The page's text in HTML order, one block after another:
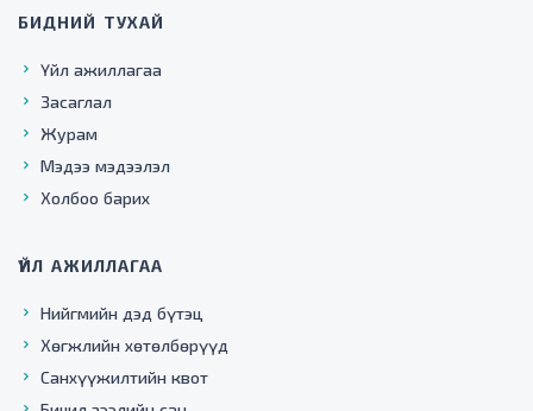
БИДНИЙ ТУХАЙ
Үйл ажиллагаа
Засаглал
Журам
Мэдээ мэдээлэл
Холбоо барих
ҮЙЛ АЖИЛЛАГАА
Нийгмийн дэд бүтэц
Хөгжлийн хөтөлбөрүүд
Санхүүжилтийн квот